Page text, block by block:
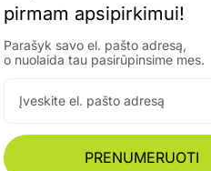
pirmam apsipirkimui!
Parašyk savo el. pašto adresą,
o nuolaida tau pasirūpinsime mes.
PRENUMERUOTI